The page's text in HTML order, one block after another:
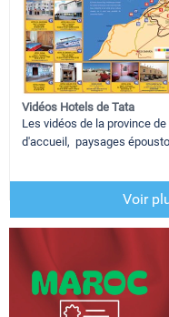
Vidéos Hotels de Tata
Les vidéos de la province
d'accueil, paysages
Voir